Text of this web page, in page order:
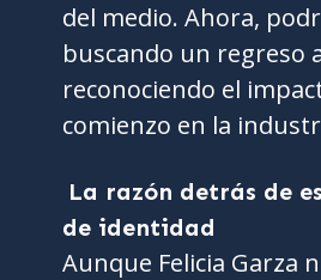
del medio. Ahora,
buscando un regreso
reconociendo el
comienzo en la
La razón detrás de
de identidad
Aunque Felicia Garza